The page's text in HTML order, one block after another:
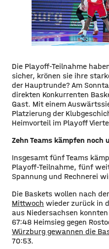
Die Playoff-Teilnahme
sicher, krönen sie ihre
der Hauptrunde? Am
direkten Konkurrenten
Gast. Mit einem
Platzierung der
Heimvorteil im Playoff
Zehn Teams kämpfen noch
Insgesamt fünf Teams
Playoff-Teilnahme, fünf
Spannung und Rechnerei
Die Baskets wollen nach der
Mittwoch wieder zurück in
aus Niedersachsen
67:48 Heimsieg gegen
Würzburg gewannen die
70:53.